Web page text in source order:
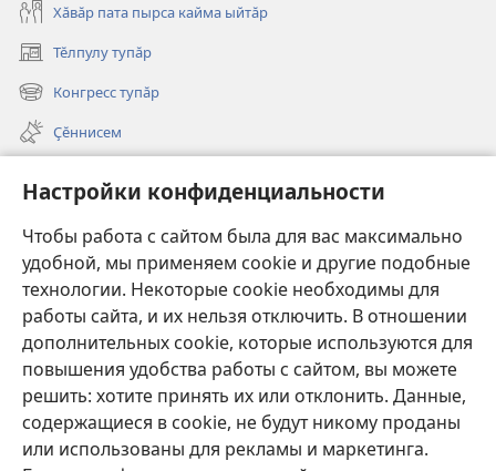
Настройки конфиденциальности
Чтобы работа с сайтом была для вас максимально
удобной, мы применяем cookie и другие подобные
технологии. Некоторые cookie необходимы для
работы сайта, и их нельзя отключить. В отношении
дополнительных cookie, которые используются для
повышения удобства работы с сайтом, вы можете
решить: хотите принять их или отклонить. Данные,
содержащиеся в cookie, не будут никому проданы
или использованы для рекламы и маркетинга.
Хӑвӑр пата пырса кайма ыйтӑр
Тӗлпулу тупӑр
(открывается
в
новом
окне)
Конгресс тупӑр
(открывается
новом
Ҫӗннисем
Видео с тифлокомментариями
Шырав
Харпӑр хӑй ирӗкӗпе укҫа-тенкӗ парасси
(открывается
в
новом
окне)
Хурал башнин ОНЛАЙН-БИБЛИОТЕКИ
(открывается
в
новом
окне)
JW Hub
(открывается
в